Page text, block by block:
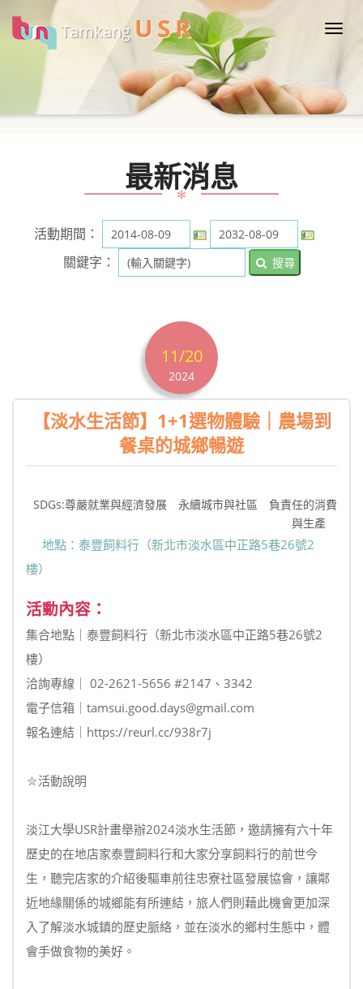
Tamkang USR
最新消息
✻
活動期間：
關鍵字：
搜尋
11/20
2024
【淡水生活節】1+1選物體驗｜農場到
餐桌的城鄉暢遊
SDGs:尊嚴就業與經濟發展 永續城市與社區 負責任的消費
與生產
地點：泰豐飼料行（新北市淡水區中正路5巷26號2
樓）
活動內容：
集合地點｜泰豐飼料行（新北市淡水區中正路5巷26號2
樓）
洽詢專線｜ 02-2621-5656 #2147、3342
電子信箱｜tamsui.good.days@gmail.com
報名連結｜https://reurl.cc/938r7j
⛦活動說明
淡江大學USR計畫舉辦2024淡水生活節，邀請擁有六十年
歷史的在地店家泰豐飼料行和大家分享飼料行的前世今
生，聽完店家的介紹後驅車前往忠寮社區發展協會，讓鄰
近地緣關係的城鄉能有所連結，旅人們則藉此機會更加深
入了解淡水城鎮的歷史脈絡，並在淡水的鄉村生態中，體
會手做食物的美好。